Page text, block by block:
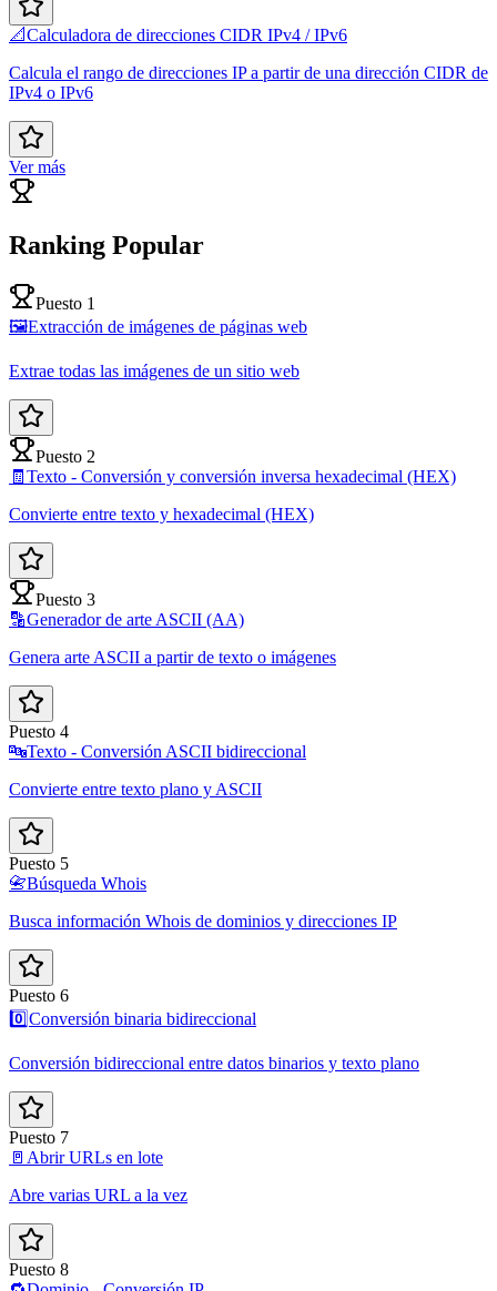
📐Calculadora de direcciones CIDR IPv4 / IPv6
Calcula el rango de direcciones IP a partir de una dirección CIDR de
IPv4 o IPv6
Ver más
Ranking Popular
Puesto 1
🖼️Extracción de imágenes de páginas web
Extrae todas las imágenes de un sitio web
Puesto 2
🧾 Texto - Conversión y conversión inversa hexadecimal (HEX)
Convierte entre texto y hexadecimal (HEX)
Puesto 3
🔡Generador de arte ASCII (AA)
Genera arte ASCII a partir de texto o imágenes
Puesto 4
🔤Texto - Conversión ASCII bidireccional
Convierte entre texto plano y ASCII
Puesto 5
📇Búsqueda Whois
Busca información Whois de dominios y direcciones IP
Puesto 6
0️⃣Conversión binaria bidireccional
Conversión bidireccional entre datos binarios y texto plano
Puesto 7
🚪 Abrir URLs en lote
Abre varias URL a la vez
Puesto 8